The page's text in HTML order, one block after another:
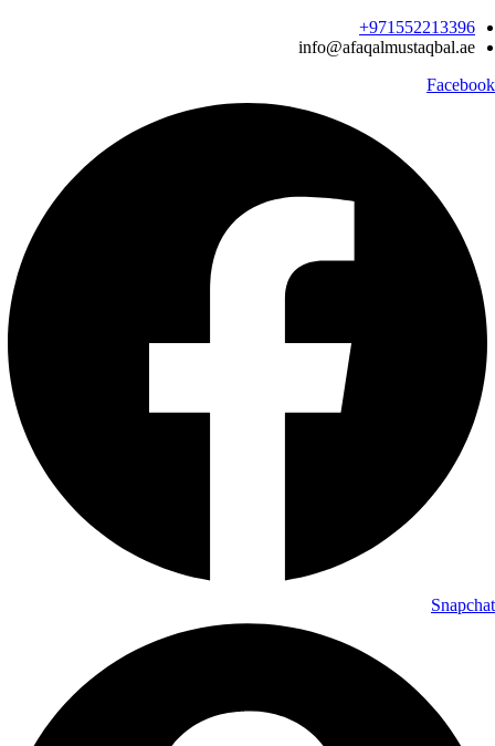
Skip
to
971552213396‬+
info@afaqalmustaqbal.ae
Facebook
Snapchat